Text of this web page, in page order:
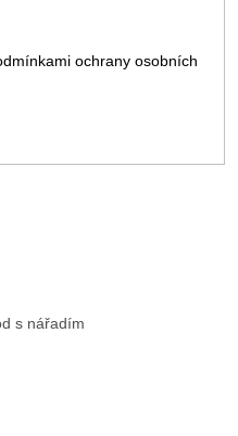
ochrany osobních
s nářadím